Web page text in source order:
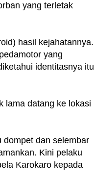
yang terletak
hasil kejahatannya.
yang
identitasnya itu
lama datang ke lokasi
dompet dan selembar
Kini pelaku
Karokaro kepada